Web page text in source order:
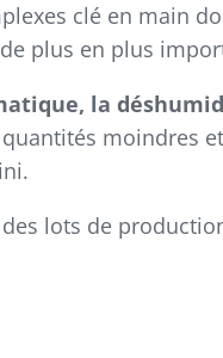
clé en main
plus en plus
la
moindres
des lots de